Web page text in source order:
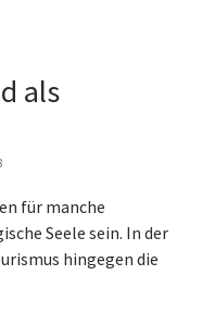
als
für manche
Seele sein. In der
hingegen die